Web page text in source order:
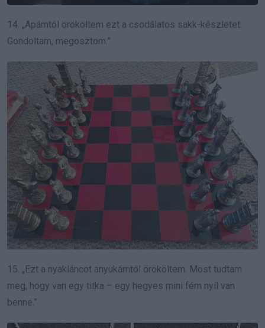
14. „Apámtól örököltem ezt a csodálatos sakk-készletet.
Gondoltam, megosztom.”
15. „Ezt a nyakláncot anyukámtól örököltem. Most tudtam
meg, hogy van egy titka – egy hegyes mini fém nyíl van
benne.”